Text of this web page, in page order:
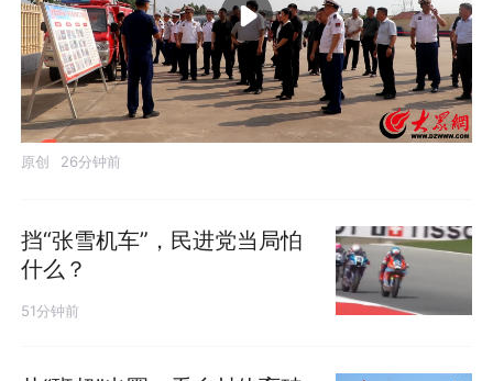
原创 26分钟前
挡“张雪机车”，民进党当局怕
什么？
51分钟前